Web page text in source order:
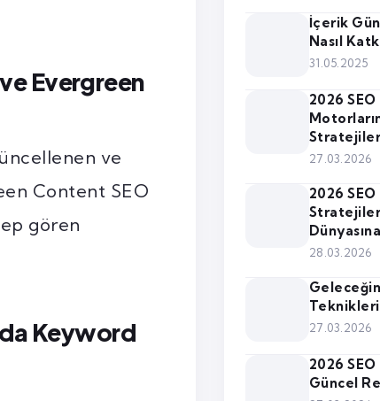
Evergreen
ve
Content SEO
gören
Keyword
İçerik
Nasıl
31.05.2025
2026
27.03.2026
2026
28.03.2026
Teknikleri
27.03.2026
2026
Güncel